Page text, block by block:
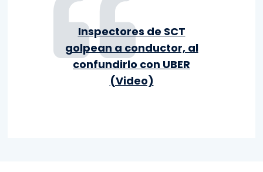
Inspectores de SCT
golpean a conductor, al
confundirlo con UBER
(Video)